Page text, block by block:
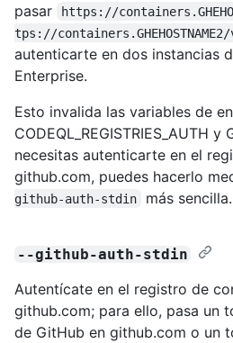
pasar
https://
tps://containers.GHEHOSTNAME2/
autenticarte en dos instancias
Enterprise.
Esto invalida las variables de
CODEQL_REGISTRIES_AUTH y
necesitas autenticarte en el
github.com, puedes hacerlo
github-auth-stdin
más sencilla.
--github-auth-stdin
Autentícate en el registro de
github.com; para ello, pasa un
de GitHub en github.com o un